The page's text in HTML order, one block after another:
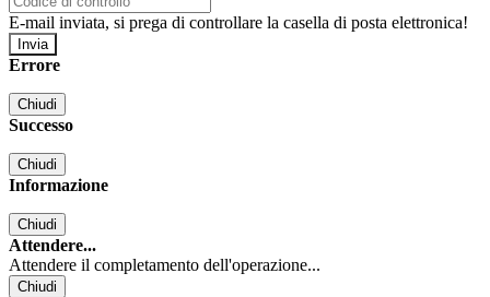
E-mail inviata, si prega di controllare la casella di posta elettronica!
Errore
Chiudi
Successo
Chiudi
Informazione
Chiudi
Attendere...
Attendere il completamento dell'operazione...
Chiudi